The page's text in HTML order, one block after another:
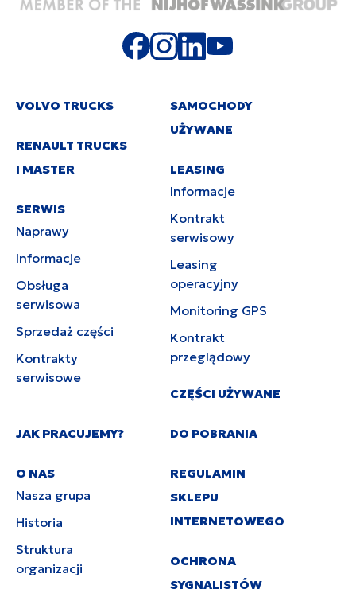
VOLVO TRUCKS
RENAULT TRUCKS
I MASTER
SERWIS
Naprawy
Informacje
Obsługa
serwisowa
Sprzedaż części
Kontrakty
serwisowe
SAMOCHODY
UŻYWANE
LEASING
Informacje
Kontrakt
serwisowy
Leasing
operacyjny
Monitoring GPS
Kontrakt
przeglądowy
CZĘŚCI UŻYWANE
JAK PRACUJEMY?
O NAS
Nasza grupa
Historia
Struktura
organizacji
DO POBRANIA
REGULAMIN
SKLEPU
INTERNETOWEGO
OCHRONA
SYGNALISTÓW